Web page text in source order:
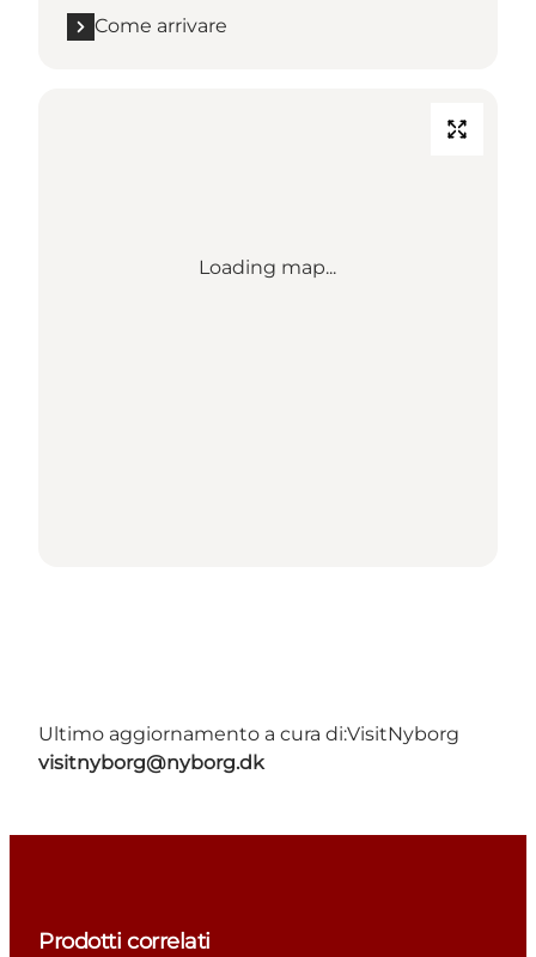
Come arrivare
Loading map...
Ultimo aggiornamento a cura di:VisitNyborg
visitnyborg@nyborg.dk
Prodotti correlati